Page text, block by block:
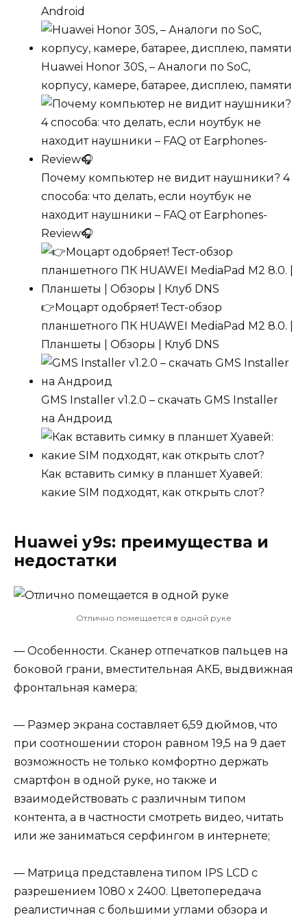
Android
Huawei Honor 30S, – Аналоги по SoC,
корпусу, камере, батарее, дисплею, памяти
Почему компьютер не видит наушники? 4
способа: что делать, если ноутбук не
находит наушники – FAQ от Earphones-
Review🎧
👉Моцарт одобряет! Тест-обзор
планшетного ПК HUAWEI MediaPad M2 8.0. |
Планшеты | Обзоры | Клуб DNS
GMS Installer v1.2.0 – скачать GMS Installer
на Андроид
Как вставить симку в планшет Хуавей:
какие SIM подходят, как открыть слот?
Huawei y9s: преимущества и
недостатки
Отлично помещается в одной руке
— Особенности. Сканер отпечатков пальцев на
боковой грани, вместительная АКБ, выдвижная
фронтальная камера;
— Размер экрана составляет 6,59 дюймов, что
при соотношении сторон равном 19,5 на 9 дает
возможность не только комфортно держать
смартфон в одной руке, но также и
взаимодействовать с различным типом
контента, а в частности смотреть видео, читать
или же заниматься серфингом в интернете;
— Матрица представлена типом IPS LCD с
разрешением 1080 x 2400. Цветопередача
реалистичная с большими углами обзора и